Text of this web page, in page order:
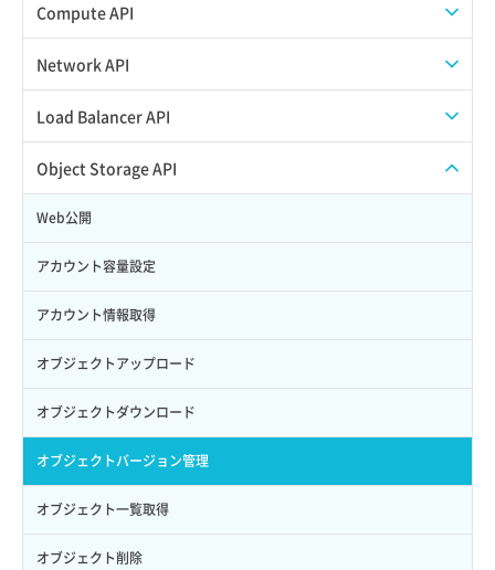
サブユーザーにロールを紐づけ
サブユーザー一覧取得
サブユーザー作成
サブユーザー削除
サブユーザー更新
サブユーザー詳細取得
トークン発行
パーミッション一覧取得
ロールからパーミッションを紐づけ解除
スナップショット作成
スナップショット削除
スナップショット詳細取得（アイテム指定）
バックアップリストア
バックアップ一覧取得
バックアップ詳細一覧取得
バックアップ詳細取得
ボリュームイメージ保存
ボリュームタイプ一覧取得
ボリュームタイプ詳細取得
ISOイメージアップロード
ISOイメージ作成
イメージ一覧取得
Compute API
ISOイメージ挿入/排出
SSHキーペア一覧取得
SSHキーペア作成
SSHキーペア削除
SSHキーペア詳細取得
アタッチ済みポート一覧取得
アタッチ済みポート詳細取得
アタッチ済みボリューム一覧
アタッチ済みボリューム詳細取得
コンソールURL発行
サーバーに紐づくアドレス取得
Network API
QoSポリシー一覧取得
QoSポリシー詳細取得
サブネット一覧取得
サブネット作成（ローカルネットワーク用）
サブネット削除（ローカルネットワーク用）
サブネット詳細取得
セキュリティグループ ルール一覧取得
セキュリティグループ ルール作成
セキュリティグループ ルール削除
セキュリティグループ ルール詳細取得
Load Balancer API
プール一覧取得
プール作成
プール削除
プール更新
プール詳細取得
ヘルスモニタ一覧取得
ヘルスモニタ作成
ヘルスモニタ削除
ヘルスモニタ更新
Object Storage API
Web公開
アカウント容量設定
アカウント情報取得
オブジェクトアップロード
オブジェクトダウンロード
オブジェクトバージョン管理
オブジェクト一覧取得
オブジェクト削除